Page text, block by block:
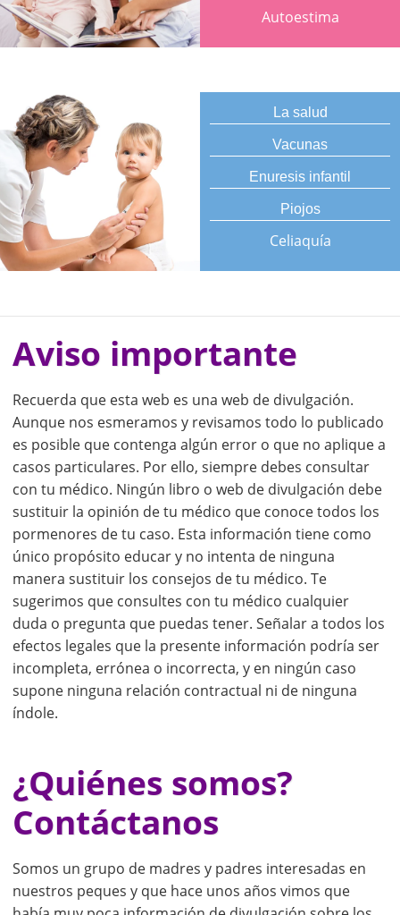
Autoestima
La salud
Vacunas
Enuresis infantil
Piojos
Celiaquía
Aviso importante
Recuerda que esta web es una web de divulgación.
Aunque nos esmeramos y revisamos todo lo publicado
es posible que contenga algún error o que no aplique a
casos particulares. Por ello, siempre debes consultar
con tu médico. Ningún libro o web de divulgación debe
sustituir la opinión de tu médico que conoce todos los
pormenores de tu caso. Esta información tiene como
único propósito educar y no intenta de ninguna
manera sustituir los consejos de tu médico. Te
sugerimos que consultes con tu médico cualquier
duda o pregunta que puedas tener. Señalar a todos los
efectos legales que la presente información podría ser
incompleta, errónea o incorrecta, y en ningún caso
supone ninguna relación contractual ni de ninguna
índole.
¿Quiénes somos?
Contáctanos
Somos un grupo de madres y padres interesadas en
nuestros peques y que hace unos años vimos que